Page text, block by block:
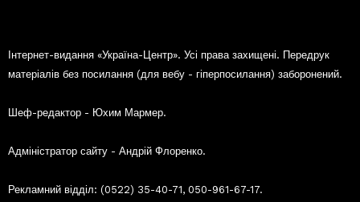
Інтернет-видання «Україна-Центр». Усі права захищені. Передрук
матеріалів без посилання (для вебу - гіперпосилання) заборонений.
Шеф-редактор - Юхим Мармер.
Адміністратор сайту - Андрій Флоренко.
Рекламний відділ: (0522) 35-40-71, 050-961-67-17.